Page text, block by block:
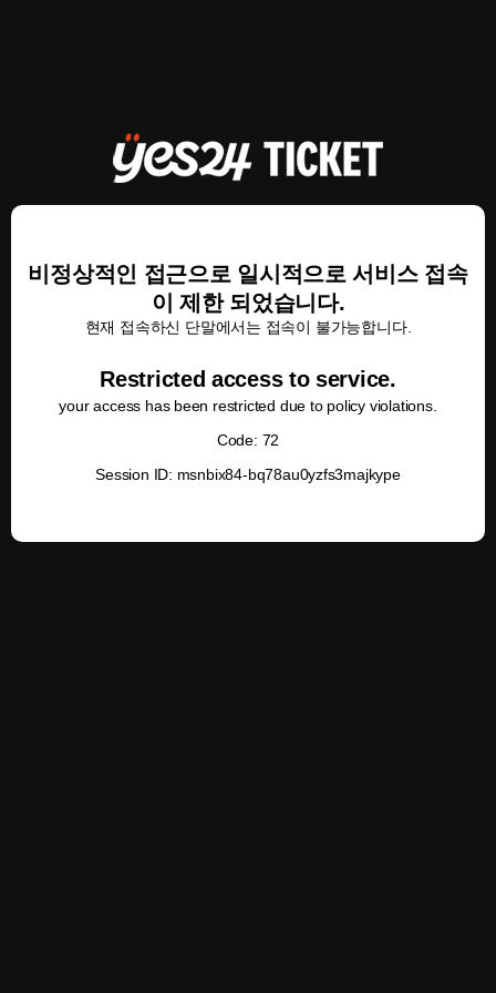
비정상적인 접근으로 일시적으로 서비스 접속
이 제한 되었습니다.
현재 접속하신 단말에서는 접속이 불가능합니다.
Restricted access to service.
your access has been restricted due to policy violations.
Code: 72
Session ID: msnbix84-bq78au0yzfs3majkype